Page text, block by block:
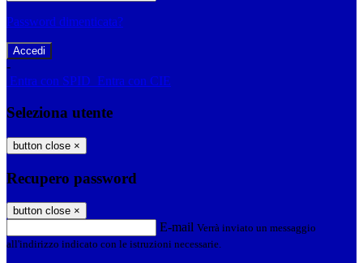
Password dimenticata?
-
Entra con SPID Entra con CIE
Seleziona utente
button close ×
Recupero password
button close ×
E-mail Verrà inviato un messaggio
all'indirizzo indicato con le istruzioni necessarie.